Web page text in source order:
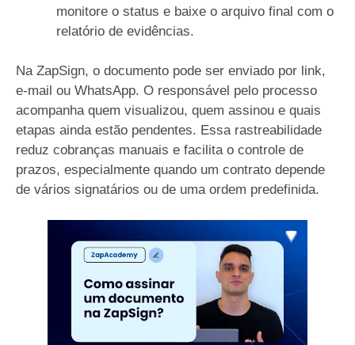
monitore o status e baixe o arquivo final com o
relatório de evidências.
Na ZapSign, o documento pode ser enviado por link,
e-mail ou WhatsApp. O responsável pelo processo
acompanha quem visualizou, quem assinou e quais
etapas ainda estão pendentes. Essa rastreabilidade
reduz cobranças manuais e facilita o controle de
prazos, especialmente quando um contrato depende
de vários signatários ou de uma ordem predefinida.